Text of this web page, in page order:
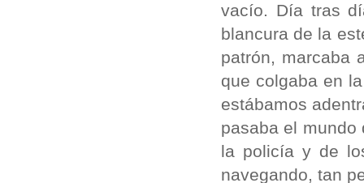
vacío. Día tras
blancura de la
patrón, marcaba
que colgaba en
estábamos
pasaba el
la policía y de
navegando, tan